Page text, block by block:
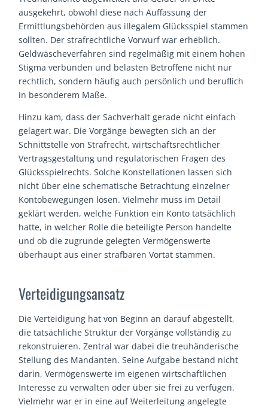
ausgekehrt, obwohl diese nach Auffassung der
Ermittlungsbehörden aus illegalem Glücksspiel stammen
sollten. Der strafrechtliche Vorwurf war erheblich.
Geldwäscheverfahren sind regelmäßig mit einem hohen
Stigma verbunden und belasten Betroffene nicht nur
rechtlich, sondern häufig auch persönlich und beruflich
in besonderem Maße.
Hinzu kam, dass der Sachverhalt gerade nicht einfach
gelagert war. Die Vorgänge bewegten sich an der
Schnittstelle von Strafrecht, wirtschaftsrechtlicher
Vertragsgestaltung und regulatorischen Fragen des
Glücksspielrechts. Solche Konstellationen lassen sich
nicht über eine schematische Betrachtung einzelner
Kontobewegungen lösen. Vielmehr muss im Detail
geklärt werden, welche Funktion ein Konto tatsächlich
hatte, in welcher Rolle die beteiligte Person handelte
und ob die zugrunde gelegten Vermögenswerte
überhaupt aus einer strafbaren Vortat stammen.
Verteidigungsansatz
Die Verteidigung hat von Beginn an darauf abgestellt,
die tatsächliche Struktur der Vorgänge vollständig zu
rekonstruieren. Zentral war dabei die treuhänderische
Stellung des Mandanten. Seine Aufgabe bestand nicht
darin, Vermögenswerte im eigenen wirtschaftlichen
Interesse zu verwalten oder über sie frei zu verfügen.
Vielmehr war er in eine auf Weiterleitung angelegte